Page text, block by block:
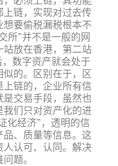
链，实现对过去传
要偷税漏税根本不
所”并不是一般的网
放在香港，第二站
数字资产就会处于
的。区别在于，区
链的，企业所有信
交易手段，虽然也
们只对资产化的进
化经济”，透明的信
、质量等信息。这
认可、认同。解决
题。